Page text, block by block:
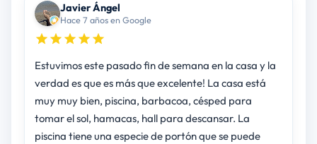
Javier Ángel
Hace 7 años en Google
Estuvimos este pasado fin de semana en la casa y la
verdad es que es más que excelente! La casa está
muy muy bien, piscina, barbacoa, césped para
tomar el sol, hamacas, hall para descansar. La
piscina tiene una especie de portón que se puede